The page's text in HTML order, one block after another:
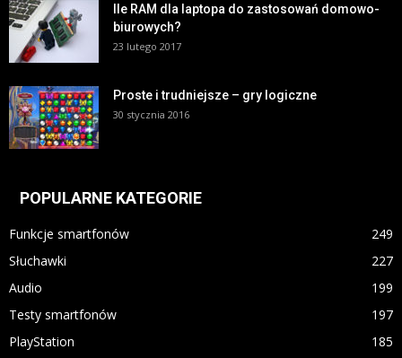
Ile RAM dla laptopa do zastosowań domowo-
biurowych?
23 lutego 2017
Proste i trudniejsze – gry logiczne
30 stycznia 2016
POPULARNE KATEGORIE
Funkcje smartfonów
249
Słuchawki
227
Audio
199
Testy smartfonów
197
PlayStation
185